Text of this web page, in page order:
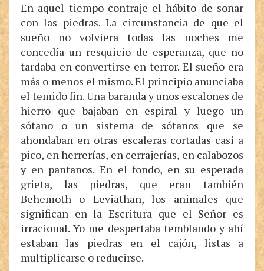
En aquel tiempo contraje el hábito de soñar
con las piedras. La circunstancia de que el
sueño no volviera todas las noches me
concedía un resquicio de esperanza, que no
tardaba en convertirse en terror. El sueño era
más o menos el mismo. El principio anunciaba
el temido fin. Una baranda y unos escalones de
hierro que bajaban en espiral y luego un
sótano o un sistema de sótanos que se
ahondaban en otras escaleras cortadas casi a
pico, en herrerías, en cerrajerías, en calabozos
y en pantanos. En el fondo, en su esperada
grieta, las piedras, que eran también
Behemoth o Leviathan, los animales que
significan en la Escritura que el Señor es
irracional. Yo me despertaba temblando y ahí
estaban las piedras en el cajón, listas a
multiplicarse o reducirse.